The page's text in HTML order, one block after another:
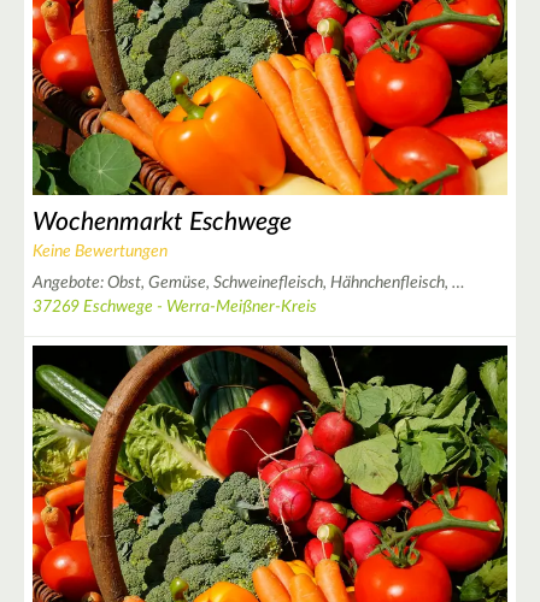
Wochenmarkt Eschwege
Keine Bewertungen
Angebote: Obst, Gemüse, Schweinefleisch, Hähnchenfleisch, …
37269 Eschwege - Werra-Meißner-Kreis
3
7
2
3
3
3
2